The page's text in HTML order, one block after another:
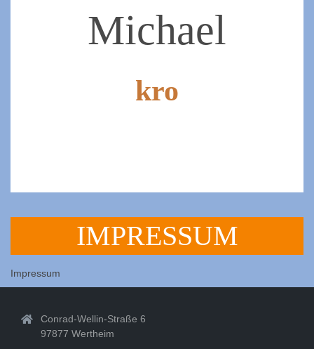
Michael
kro
IMPRESSUM
Impressum
Conrad-Wellin-Straße 6
97877 Wertheim